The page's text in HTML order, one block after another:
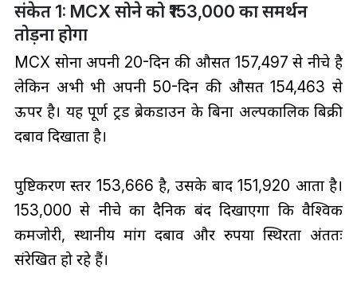
संकेत 1: MCX सोने को ₹153,000 का समर्थन
तोड़ना होगा
MCX सोना अपनी 20-दिन की औसत ₹157,497 से नीचे है
लेकिन अभी भी अपनी 50-दिन की औसत ₹154,463 से
ऊपर है। यह पूर्ण ट्रेंड ब्रेकडाउन के बिना अल्पकालिक बिक्री
दबाव दिखाता है।
पुष्टिकरण स्तर ₹153,666 है, उसके बाद ₹151,920 आता है।
₹153,000 से नीचे का दैनिक बंद दिखाएगा कि वैश्विक
कमजोरी, स्थानीय मांग दबाव और रुपया स्थिरता अंततः
संरेखित हो रहे हैं।